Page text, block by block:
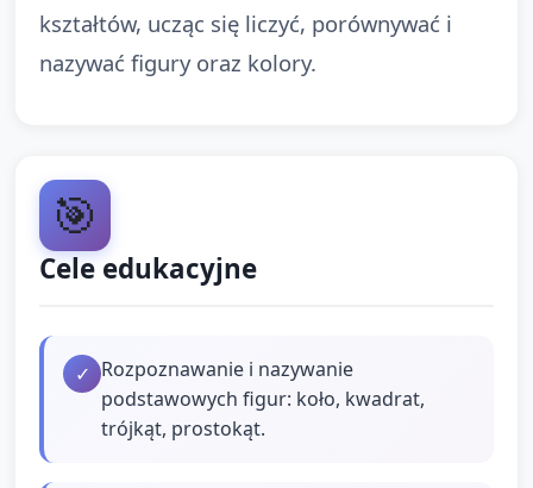
kształtów, ucząc się liczyć, porównywać i
nazywać figury oraz kolory.
🎯
Cele edukacyjne
✓ Rozpoznawanie i nazywanie
podstawowych figur: koło, kwadrat,
trójkąt, prostokąt.